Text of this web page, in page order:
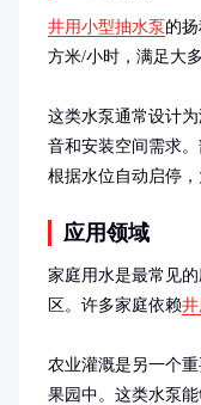
井用小型抽水泵 的
方米/小时，满足大
这类水泵通常设计
音和安装空间需求
根据水位自动启停，
应用领域
家庭用水是最常见
区。许多家庭依赖
农业灌溉是另一个
果园中。这类水泵